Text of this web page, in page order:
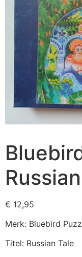
€ 12,95
Merk: Bluebird
Titel: Russian Tale